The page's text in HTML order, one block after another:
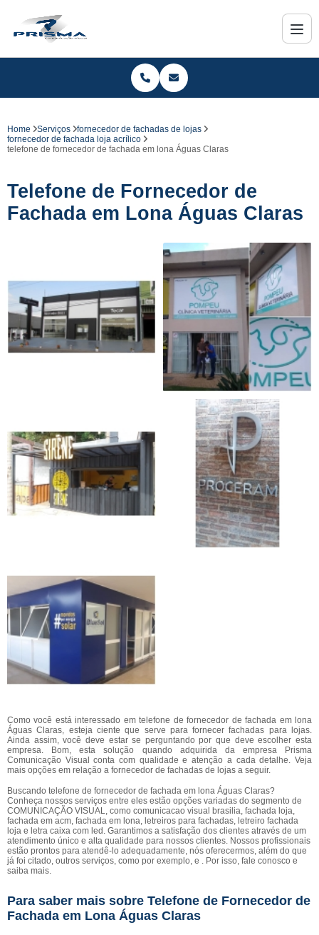
Home Serviços
fornecedor de fachadas de lojas
fornecedor de fachada loja acrílico
telefone de fornecedor de fachada em lona Águas Claras
Telefone de Fornecedor de
Fachada em Lona Águas Claras
Como você está interessado em telefone de fornecedor de fachada em lona
Águas Claras, esteja ciente que serve para fornecer fachadas para lojas.
Ainda assim, você deve estar se perguntando por que deve escolher esta
empresa. Bom, esta solução quando adquirida da empresa Prisma
Comunicação Visual conta com qualidade e atenção a cada detalhe. Veja
mais opções em relação a fornecedor de fachadas de lojas a seguir.
Buscando telefone de fornecedor de fachada em lona Águas Claras?
Conheça nossos serviços entre eles estão opções variadas do segmento de
COMUNICAÇÃO VISUAL, como comunicacao visual brasilia, fachada loja,
fachada em acm, fachada em lona, letreiros para fachadas, letreiro fachada
loja e letra caixa com led. Garantimos a satisfação dos clientes através de um
atendimento único e alta qualidade para nossos clientes. Nossos profissionais
estão prontos para atendê-lo adequadamente, nós oferecermos, além do que
já foi citado, outros serviços, como por exemplo, e . Por isso, fale conosco e
saiba mais.
Para saber mais sobre Telefone de Fornecedor de
Fachada em Lona Águas Claras